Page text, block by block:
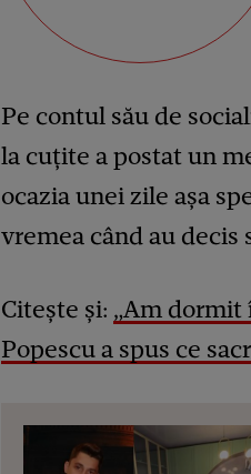
Pe contul său de
la cuțite a postat un
ocazia unei zile așa
vremea când au decis
Citește și: „Am dormit
Popescu a spus ce